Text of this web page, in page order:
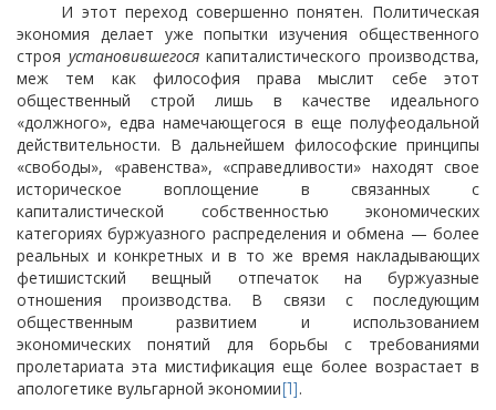
И этот переход совершенно понятен. Политическая
экономия делает уже попытки изучения общественного
строя установившегосякапиталистического производства,
меж тем как философия права мыслит себе этот
общественный строй лишь в качестве идеального
«должного», едва намечающегося в еще полуфеодальной
действительности. В дальнейшем философские принципы
«свободы», «равенства», «справедливости» находят свое
историческое воплощение в связанных с
капиталистической собственностью экономических
категориях буржуазного распределения и обмена — более
реальных и конкретных и в то же время накладывающих
фетишистский вещный отпечаток на буржуазные
отношения производства. В связи с последующим
общественным развитием и использованием
экономических понятий для борьбы с требованиями
пролетариата эта мистификация еще более возрастает в
апологетике вульгарной экономии[1].